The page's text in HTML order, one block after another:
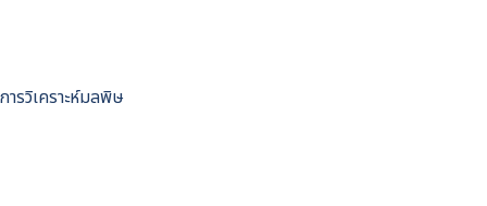
รวิเคราะห์มลพิษ